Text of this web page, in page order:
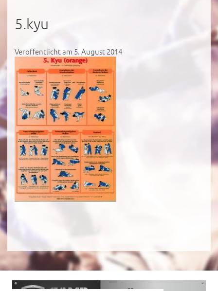
5.kyu
Veröffentlicht am 5. August 2014